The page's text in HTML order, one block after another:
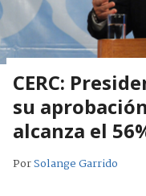
CERC:
su
alcanza el
PorSolange Garrido